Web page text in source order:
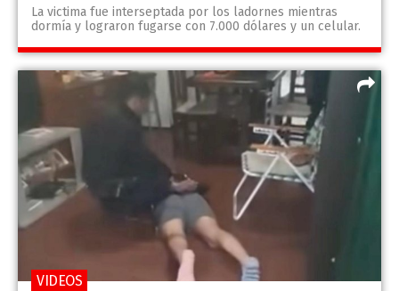
La victima fue interseptada por los ladornes mientras
dormía y lograron fugarse con 7.000 dólares y un celular.
VIDEOS